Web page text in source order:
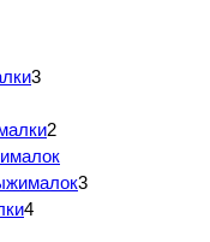
3
2
3
4